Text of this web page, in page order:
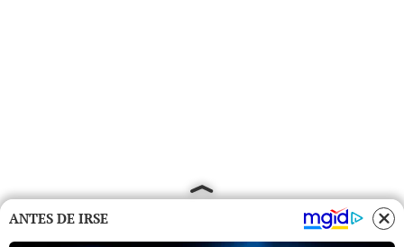
ANTES DE IRSE